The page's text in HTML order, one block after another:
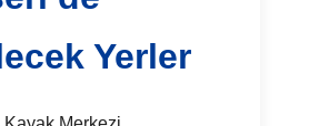
Yerler